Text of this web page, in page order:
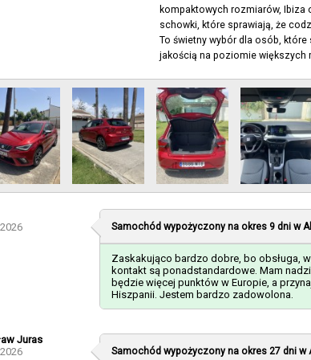
kompaktowych rozmiarów, Ibiza
schowki, które sprawiają, że
To świetny wybór dla osób,
jakością na poziomie większych
Samochód wypożyczony na okres 9 dni w
Zaskakująco bardzo dobre, bo obsługa,
kontakt są ponadstandardowe. Mam
będzie więcej punktów w Europie, a
Hiszpanii. Jestem bardzo zadowolona.
Juras
Samochód wypożyczony na okres 27 dni w